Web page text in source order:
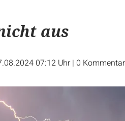
aus
07:12 Uhr | 0